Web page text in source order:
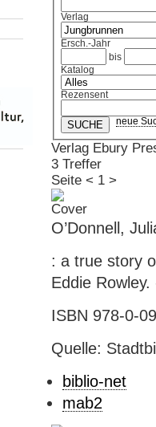
Verlag
Ersch.-Jahr
bis
Katalog
Rezensent
neue
Verlag Ebury
3 Treffer
Seite < 1 >
O’Donnell,
: a true story
Eddie
ISBN 978-0-
Quelle:
biblio-net
mab2